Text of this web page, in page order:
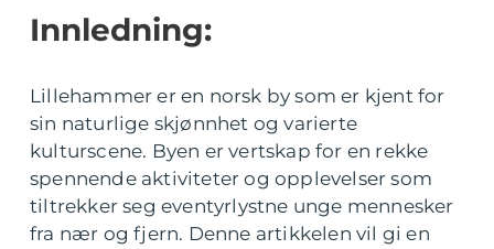
Innledning:
Lillehammer er en norsk by som er kjent for
sin naturlige skjønnhet og varierte
kulturscene. Byen er vertskap for en rekke
spennende aktiviteter og opplevelser som
tiltrekker seg eventyrlystne unge mennesker
fra nær og fjern. Denne artikkelen vil gi en